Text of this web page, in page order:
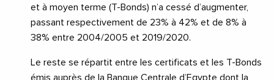
et à moyen terme (T-Bonds) n’a cessé d’augmenter,
passant respectivement de 23% à 42% et de 8% à
38% entre 2004/2005 et 2019/2020.
Le reste se répartit entre les certificats et les T-Bonds
émis auprès de la Banque Centrale d’Egypte dont la